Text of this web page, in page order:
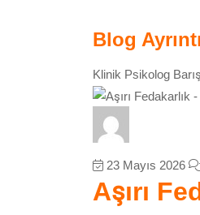
Blog
Klinik Psikolog
23 Mayıs 2026
Aşırı